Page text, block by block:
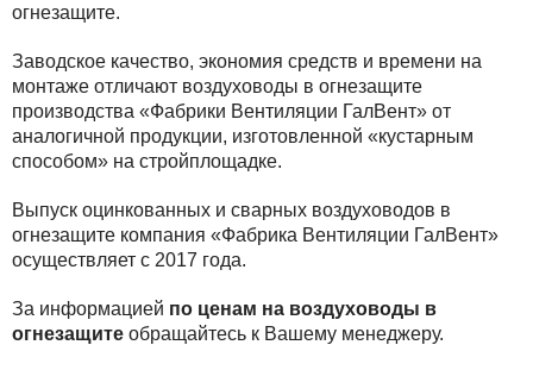
огнезащите.
Заводское качество, экономия средств и времени на
монтаже отличают воздуховоды в огнезащите
производства «Фабрики Вентиляции ГалВент» от
аналогичной продукции, изготовленной «кустарным
способом» на стройплощадке.
Выпуск оцинкованных и сварных воздуховодов в
огнезащите компания «Фабрика Вентиляции ГалВент»
осуществляет с 2017 года.
За информацией по ценам на воздуховоды в
огнезащите обращайтесь к Вашему менеджеру.